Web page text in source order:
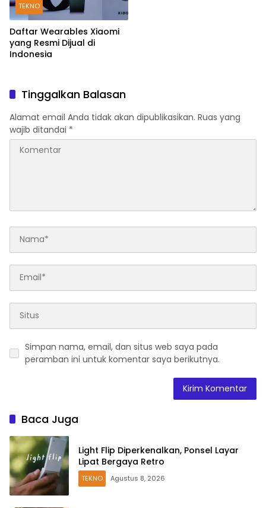
TEKNO
Daftar Wearables Xiaomi
yang Resmi Dijual di
Indonesia
Tinggalkan Balasan
Alamat email Anda tidak akan dipublikasikan. Ruas yang
wajib ditandai *
Simpan nama, email, dan situs web saya pada
peramban ini untuk komentar saya berikutnya.
Baca Juga
Light Flip Diperkenalkan, Ponsel Layar
Lipat Bergaya Retro
TEKNO Agustus 8, 2026